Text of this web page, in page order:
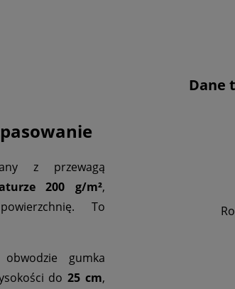
z przewagą
200 g/m²,
To
gumka
do25 cm,
Dane